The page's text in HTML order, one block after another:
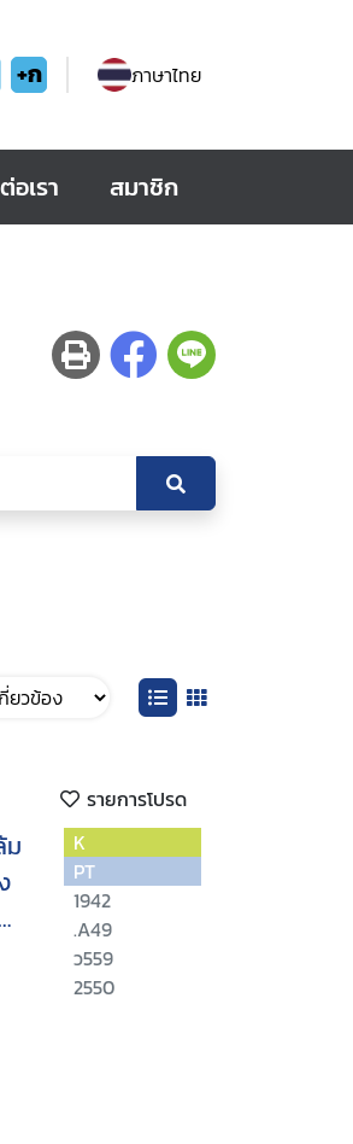
+ก ภาษาไทย
เรา สมาชิก
รายการโปรด
ม
K
PT
1942
.A49
ว559
2550